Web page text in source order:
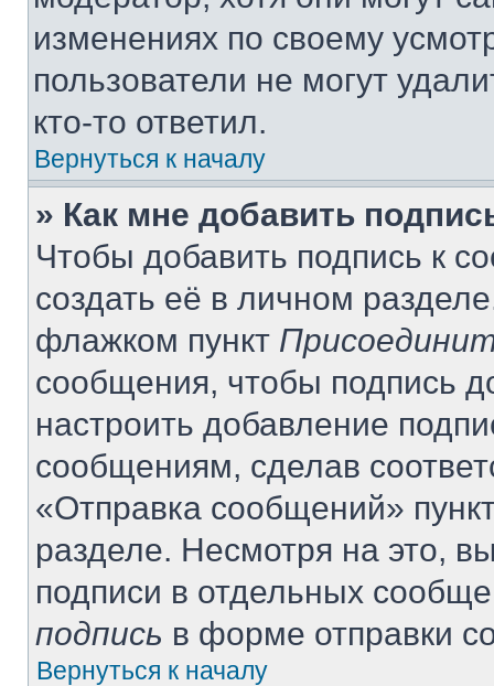
изменениях по своему
пользователи не могут
кто-то ответил.
Вернуться к началу
» Как мне добавить
Чтобы добавить подпись к
создать её в личном
флажком пункт
сообщения, чтобы подпись
настроить добавление
сообщениям, сделав
«Отправка сообщений»
разделе. Несмотря на это,
подписи в отдельных
подпись в форме отправки
Вернуться к началу